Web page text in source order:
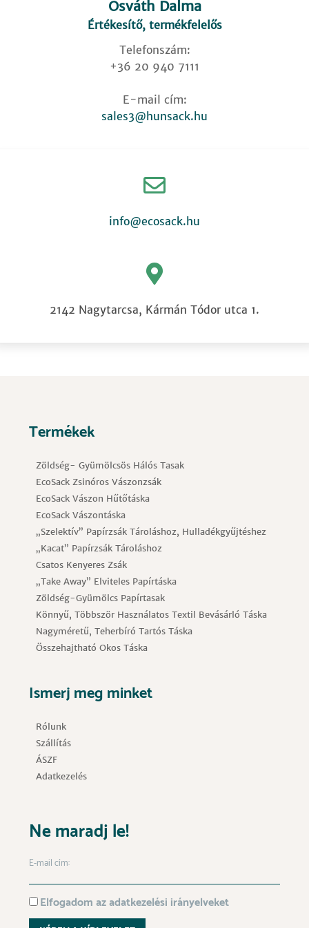
Osváth Dalma
Értékesítő, termékfelelős
Telefonszám:
+36 20 940 7111
E-mail cím:
sales3@hunsack.hu
info@ecosack.hu
2142 Nagytarcsa, Kármán Tódor utca 1.
Termékek
Zöldség- Gyümölcsös Hálós Tasak
EcoSack Zsinóros Vászonzsák
EcoSack Vászon Hűtőtáska
EcoSack Vászontáska
„Szelektív” Papírzsák Tároláshoz, Hulladékgyűjtéshez
„Kacat” Papírzsák Tároláshoz
Csatos Kenyeres Zsák
„Take Away” Elviteles Papírtáska
Zöldség-Gyümölcs Papírtasak
Könnyű, Többször Használatos Textil Bevásárló Táska
Nagyméretű, Teherbíró Tartós Táska
Összehajtható Okos Táska
Ismerj meg minket
Rólunk
Szállítás
ÁSZF
Adatkezelés
Ne maradj le!
E-mail cím:
Elfogadom az adatkezelési irányelveket